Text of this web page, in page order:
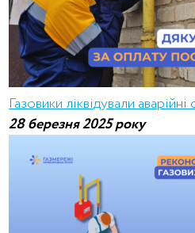
Газовики ліквідували
28 березня 2025 року